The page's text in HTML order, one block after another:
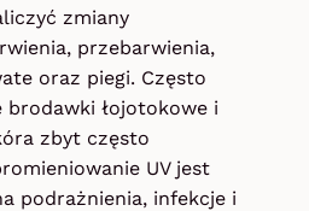
zmiany
przebarwienia,
oraz piegi. Często
brodawki łojotokowe i
zbyt często
UV jest
podrażnienia, infekcje i